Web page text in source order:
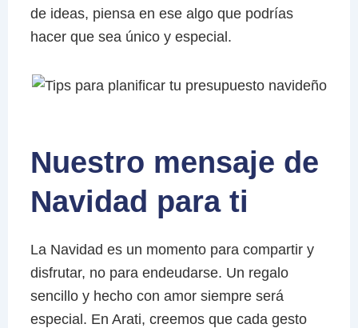
de ideas, piensa en ese algo que podrías
hacer que sea único y especial.
Nuestro mensaje de
Navidad para ti
La Navidad es un momento para compartir y
disfrutar, no para endeudarse. Un regalo
sencillo y hecho con amor siempre será
especial. En Arati, creemos que cada gesto